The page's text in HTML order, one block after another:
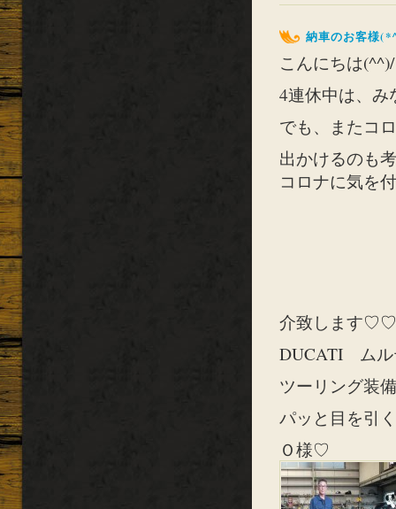
納車のお客様
こんにちは(^^)/
4連休中は、み
でも、またコ
出かけるのも
コロナに気を
介致します
DUCATI ムル
ツーリング装
パッと目を引
Ｏ様♡